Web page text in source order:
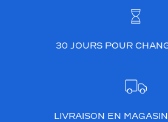
30 JOURS POUR
LIVRAISON EN